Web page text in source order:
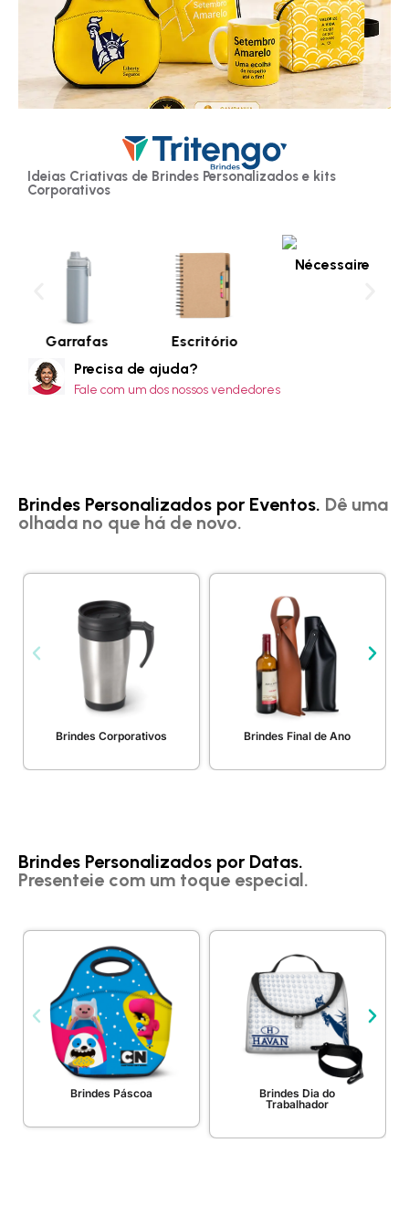
Ideias Criativas de Brindes Personalizados e kits
Corporativos
Garrafas Escritório
Nécessaire
Precisa de ajuda?
Fale com um dos nossos vendedores
Brindes Personalizados por Eventos. Dê uma
olhada no que há de novo.
Brindes Corporativos Brindes Final de Ano
Brindes Personalizados por Datas.
Presenteie com um toque especial.
Brindes Páscoa
Brindes Dia do
Trabalhador